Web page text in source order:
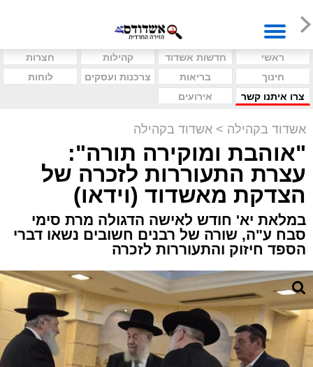
ראשי חדשות אשדוד קהילות
חצרות
חינוך
בריאות צרכנות ועסקים
לוחות
צרו איתנו קשר
אירועים
אשדוד בקהילה > אשדוד בקהילה
"אוהבת ומוקירה תורה":
עצרת התעוררות לזכרה של
הצדקת מאשדוד (וידאו)
במלאת יא' חודש לאישה הדגולה מרת סימי
סבח ע"ה, שורה של רבנים חשובים נשאו דברי
הספד חיזוק והתעוררות לזכרה